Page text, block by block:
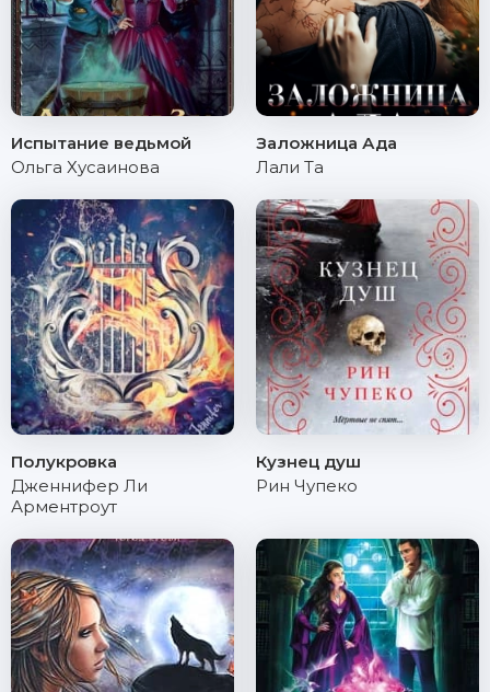
Испытание ведьмой
Ольга Хусаинова
Заложница Ада
Лали Та
Полукровка
Дженнифер Ли
Арментроут
Кузнец душ
Рин Чупеко